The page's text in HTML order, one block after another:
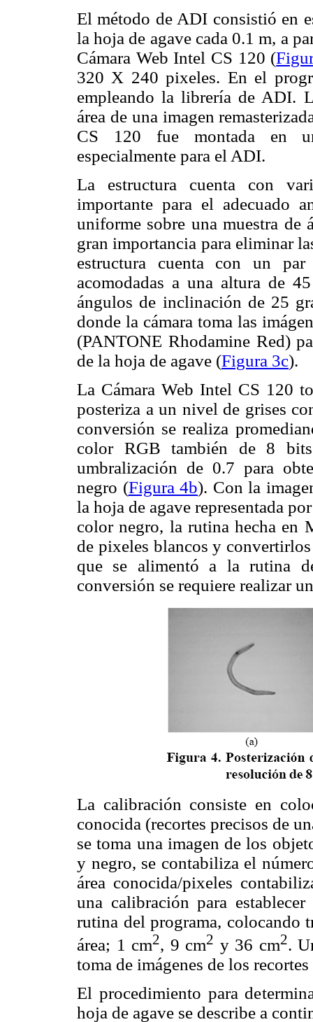
El método de ADI consistió en
la hoja de agave cada 0.1 m, a
Cámara Web Intel CS 120 (
320 X 240 pixeles. En el
empleando la librería de ADI.
área de una imagen
CS 120 fue montada en
especialmente para el ADI.
La estructura cuenta con
importante para el adecuado
uniforme sobre una muestra de
gran importancia para eliminar
estructura cuenta con un
acomodadas a una altura de
ángulos de inclinación de 25
donde la cámara toma las
(PANTONE Rhodamine Red)
de la hoja de agave (Figura 3c).
La Cámara Web Intel CS 120
posteriza a un nivel de grises
conversión se realiza
color RGB también de 8
umbralización de 0.7 para
negro (Figura 4b). Con la
la hoja de agave representada
color negro, la rutina hecha en
de pixeles blancos y
que se alimentó a la rutina
conversión se requiere realizar
La calibración consiste en
conocida (recortes precisos de
se toma una imagen de los
y negro, se contabiliza el
área conocida/pixeles
una calibración para
rutina del programa, colocando
área; 1 cm2, 9 cm2 y 36 cm2.
toma de imágenes de los
El procedimiento para
hoja de agave se describe a